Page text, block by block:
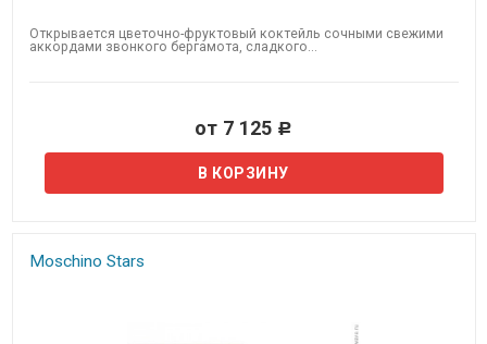
Открывается цветочно-фруктовый коктейль сочными свежими
аккордами звонкого бергамота, сладкого...
от 7 125 Р
Moschino Stars